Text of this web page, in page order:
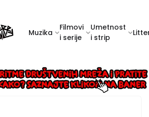
Muzika
Filmovi
i serije
Umetnost
i strip